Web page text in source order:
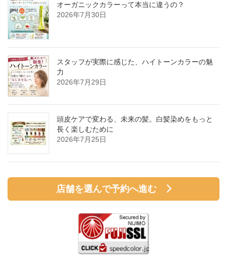
オーガニックカラーって本当に違うの？
2026年7月30日
スタッフが実際に感じた、ハイトーンカラーの魅
力
2026年7月29日
頭皮ケアで変わる、未来の髪。白髪染めをもっと
長く楽しむために
2026年7月25日
店舗を選んで予約へ進む